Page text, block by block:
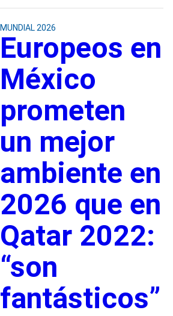
MUNDIAL 2026
Europeos en
México
prometen
un mejor
ambiente en
2026 que en
Qatar 2022:
“son
fantásticos”